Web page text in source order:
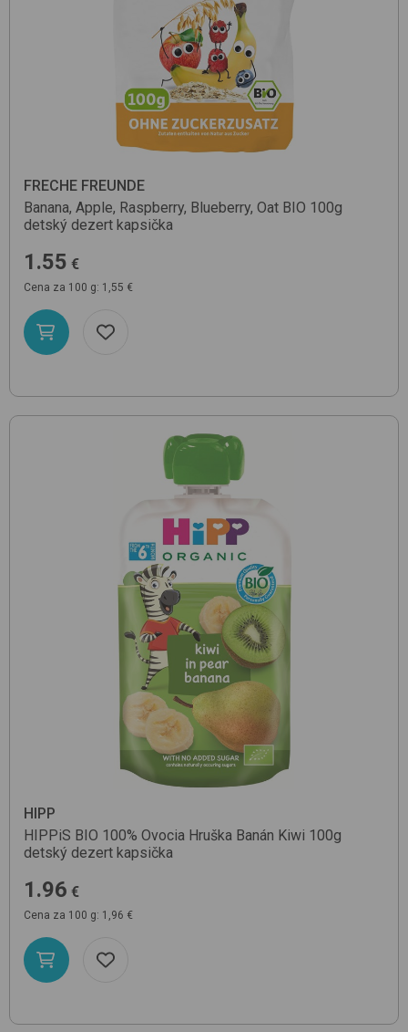
FRECHE FREUNDE
Banana, Apple, Raspberry, Blueberry, Oat BIO 100g
detský dezert kapsička
1.55 €
Cena za 100 g: 1,55 €
HIPP
HIPPiS BIO 100% Ovocia Hruška Banán Kiwi 100g
detský dezert kapsička
1.96 €
Cena za 100 g: 1,96 €